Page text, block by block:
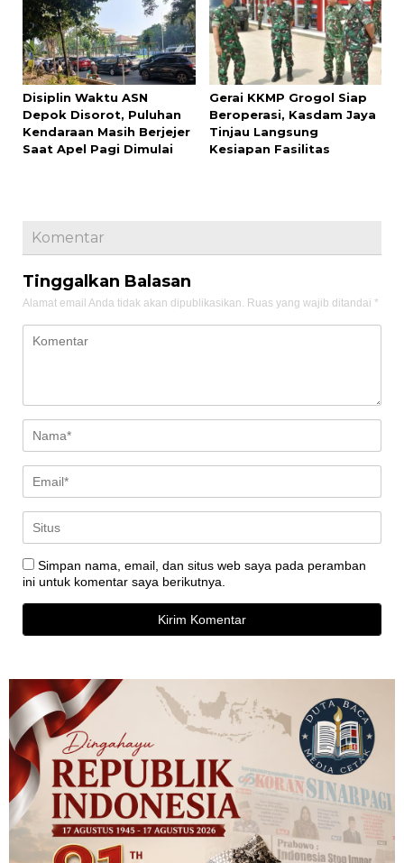
Disiplin Waktu ASN
Depok Disorot, Puluhan
Kendaraan Masih Berjejer
Saat Apel Pagi Dimulai
Gerai KKMP Grogol Siap
Beroperasi, Kasdam Jaya
Tinjau Langsung
Kesiapan Fasilitas
Komentar
Tinggalkan Balasan
Alamat email Anda tidak akan dipublikasikan. Ruas yang wajib ditandai *
Simpan nama, email, dan situs web saya pada peramban
ini untuk komentar saya berikutnya.